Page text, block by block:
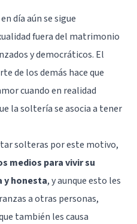
día aún se sigue
fuera del matrimonio
y democráticos. El
de los demás hace que
cuando en realidad
la soltería se asocia a tener
solteras por este motivo,
medios para vivir su
y honesta, y aunque esto les
a otras personas,
también les causa